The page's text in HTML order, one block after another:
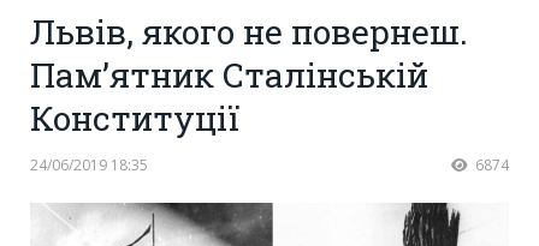
Львів, якого не повернеш.
Пам’ятник Сталінській
Конституції
24/06/2019 18:35 6874